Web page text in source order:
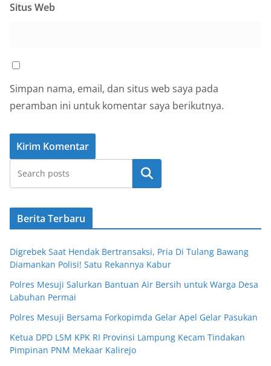
Situs Web
Simpan nama, email, dan situs web saya pada
peramban ini untuk komentar saya berikutnya.
Cari
Berita Terbaru
Digrebek Saat Hendak Bertransaksi, Pria Di Tulang Bawang
Diamankan Polisi! Satu Rekannya Kabur
Polres Mesuji Salurkan Bantuan Air Bersih untuk Warga Desa
Labuhan Permai
Polres Mesuji Bersama Forkopimda Gelar Apel Gelar Pasukan
Ketua DPD LSM KPK RI Provinsi Lampung Kecam Tindakan
Pimpinan PNM Mekaar Kalirejo